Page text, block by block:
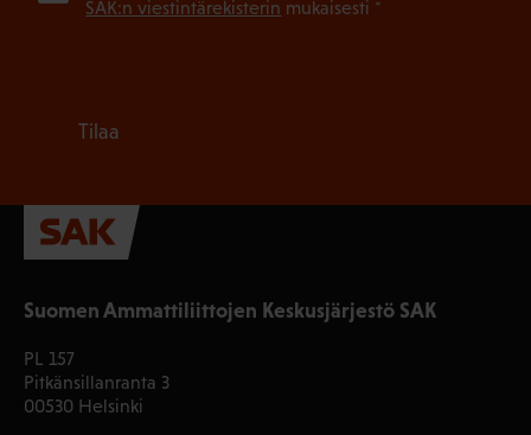
Suomen Ammattiliittojen Keskusjärjestö SAK
PL 157
Pitkänsillanranta 3
00530 Helsinki
SAK:n viestintärekisterin mukaisesti *
Tilaa